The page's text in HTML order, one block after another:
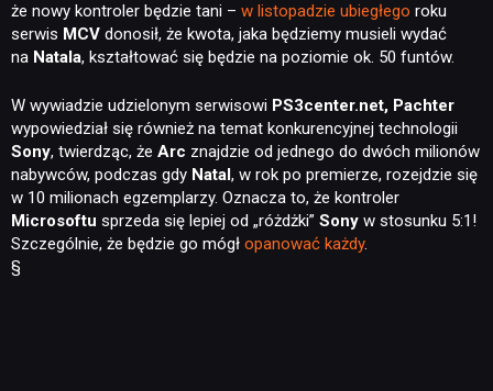
że nowy kontroler będzie tani – w listopadzie ubiegłego roku
serwis MCV donosił, że kwota, jaka będziemy musieli wydać
na Natala, kształtować się będzie na poziomie ok. 50 funtów.
W wywiadzie udzielonym serwisowi PS3center.net, Pachter
wypowiedział się również na temat konkurencyjnej technologii
Sony, twierdząc, że Arc znajdzie od jednego do dwóch milionów
nabywców, podczas gdy Natal, w rok po premierze, rozejdzie się
w 10 milionach egzemplarzy. Oznacza to, że kontroler
Microsoftu sprzeda się lepiej od „różdżki” Sony w stosunku 5:1!
Szczególnie, że będzie go mógł opanować każdy.
§